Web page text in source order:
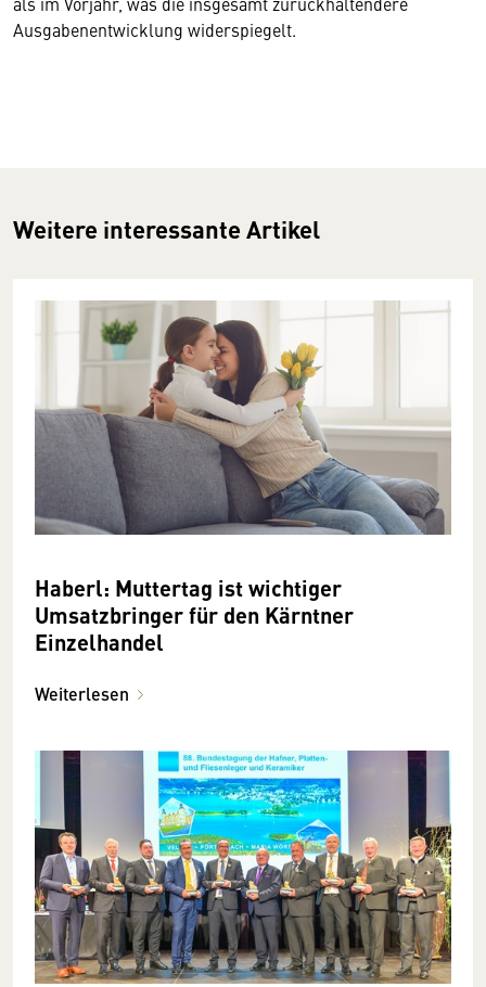
Ausgabenentwicklung widerspiegelt.
Weitere interessante Artikel
Haberl: Muttertag ist wichtiger
Umsatzbringer für den Kärntner
Einzelhandel
Weiterlesen